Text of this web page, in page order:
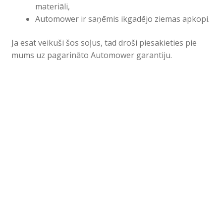
materiāli,
Automower ir saņēmis ikgadējo ziemas apkopi.
Ja esat veikuši šos soļus, tad droši piesakieties pie
mums uz pagarināto Automower garantiju.